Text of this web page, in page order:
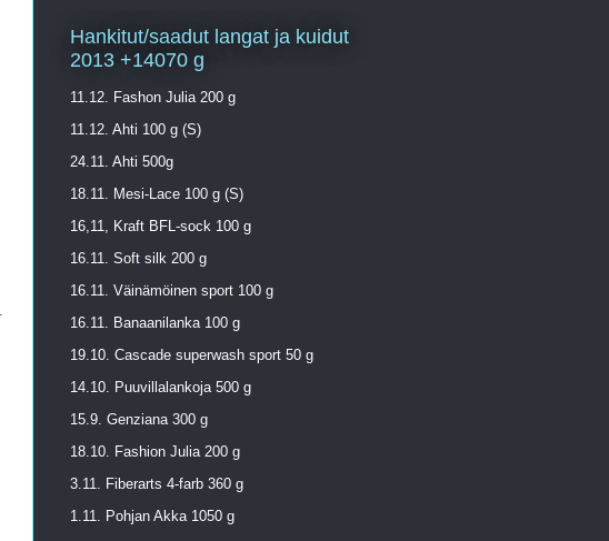
Hankitut/saadut langat ja kuidut
2013 +14070 g
11.12. Fashon Julia 200 g
11.12. Ahti 100 g (S)
24.11. Ahti 500g
18.11. Mesi-Lace 100 g (S)
16,11, Kraft BFL-sock 100 g
16.11. Soft silk 200 g
16.11. Väinämöinen sport 100 g
16.11. Banaanilanka 100 g
19.10. Cascade superwash sport 50 g
14.10. Puuvillalankoja 500 g
15.9. Genziana 300 g
18.10. Fashion Julia 200 g
3.11. Fiberarts 4-farb 360 g
1.11. Pohjan Akka 1050 g